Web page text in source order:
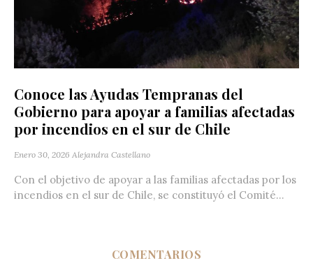
Conoce las Ayudas Tempranas del
Gobierno para apoyar a familias afectadas
por incendios en el sur de Chile
Enero 30, 2026 Alejandra Castellano
Con el objetivo de apoyar a las familias afectadas por los
incendios en el sur de Chile, se constituyó el Comité...
COMENTARIOS